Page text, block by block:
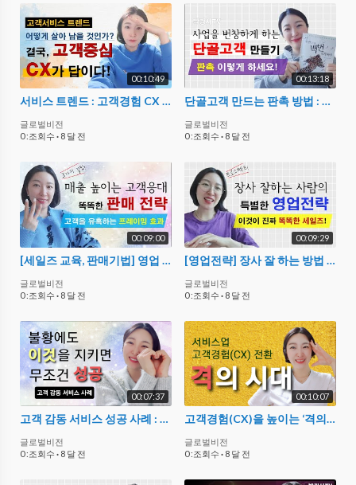
00:10:49
서비스 트렌드 : 고객경험 CX 실천을 위한 고객 중심 응대 전략
글로벌비전
0 :조회수 · 8 달 전
00:13:18
단골고객 만드는 판촉 방법 : 고객관리, 창업 준비, 자영업자, 관계 마케팅
글로벌비전
0 :조회수 · 8 달 전
00:09:00
[세일즈 교육, 판매기법] 영업 전략으로 매출 높이기 '프레이밍 효과'
글로벌비전
0 :조회수 · 8 달 전
00:09:29
[영업전략] 장사 잘 하는 방법 - 세일즈 스킬 : 프로스펙트 이론
글로벌비전
0 :조회수 · 8 달 전
00:07:37
고객 감동 서비스 성공 사례 : 불황에도 놓치지 말하야 할 것
글로벌비전
0 :조회수 · 8 달 전
00:10:07
고객경험(CX)을 높이는 ‘격의 시대’ - 환자경험 병원서비스 CS 휴먼터치
글로벌비전
0 :조회수 · 8 달 전